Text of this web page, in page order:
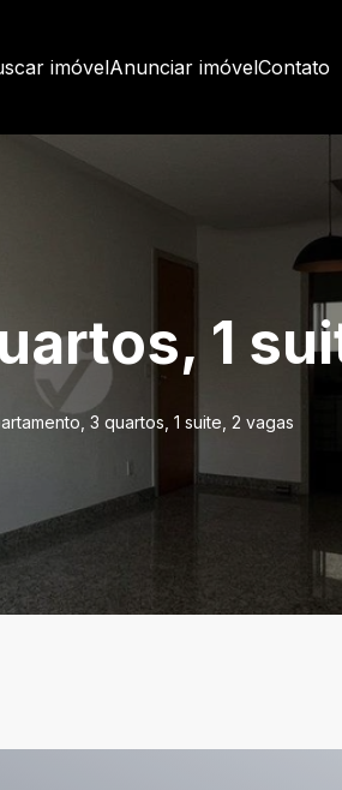
imóvelAnunciar imóvelContato
1
3 quartos, 1 suite, 2 vagas